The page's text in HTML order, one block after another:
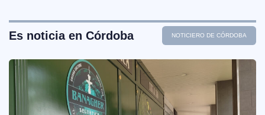
Es noticia en Córdoba NOTICIERO DE CÓRDOBA